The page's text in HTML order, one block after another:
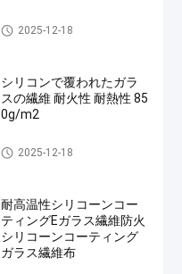
シリコーンの上塗を施してあ
るガラス繊維の生地
2025-12-18
シリコンで覆われたガラ
スの繊維 耐火性 耐熱性 85
0g/m2
シリコーンの上塗を施してあ
るガラス繊維の生地
2025-12-18
耐高温性シリコーンコー
ティングEガラス繊維防火
シリコーンコーティング
ガラス繊維布